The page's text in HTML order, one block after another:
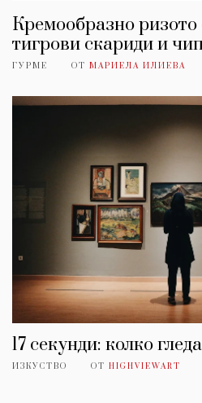
Кремообразно
тигрови скариди и
ГУРМЕ ОТ МАРИЕЛА ИЛИЕВА
17 секунди: колко
ИЗКУСТВО ОТ HIGHVIEWART